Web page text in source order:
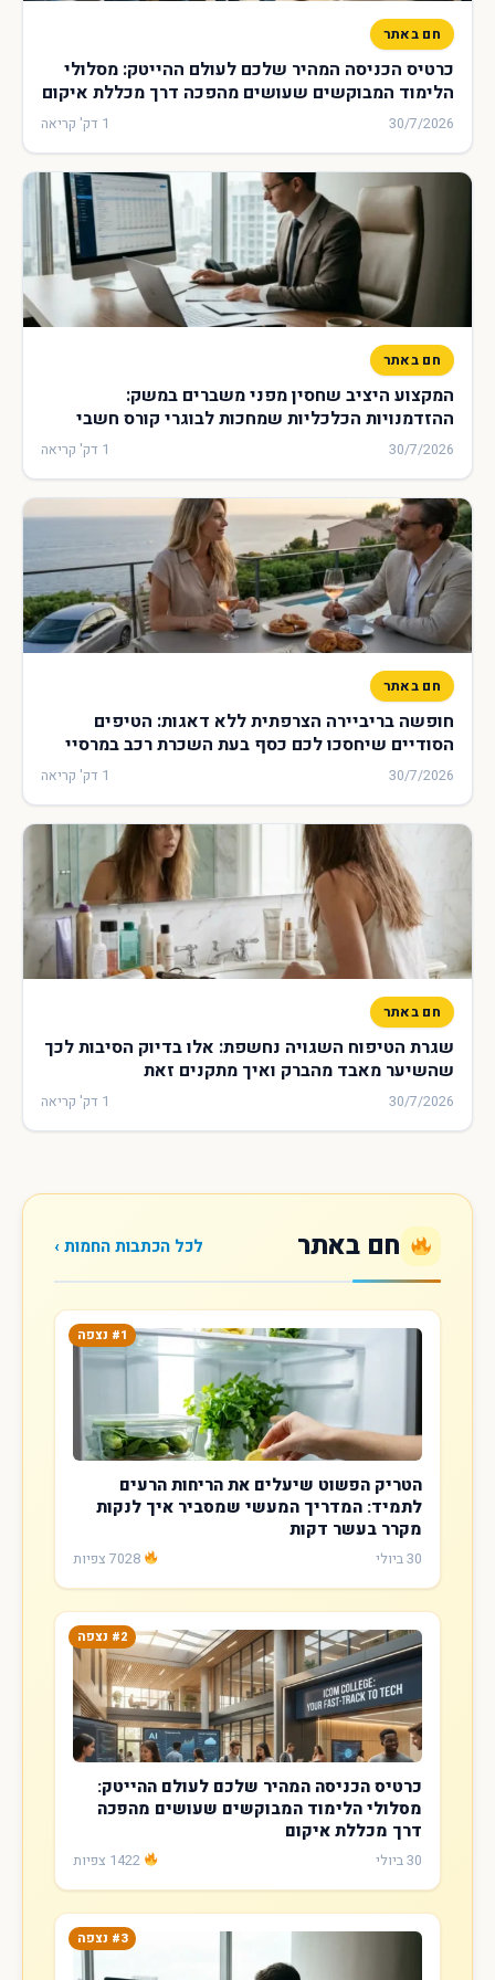
חם באתר
כרטיס הכניסה המהיר שלכם לעולם ההייטק: מסלולי
הלימוד המבוקשים שעושים מהפכה דרך מכללת איקום
30/7/2026 1 דק' קריאה
חם באתר
המקצוע היציב שחסין מפני משברים במשק:
ההזדמנויות הכלכליות שמחכות לבוגרי קורס חשבי
שכר בכירים
30/7/2026 1 דק' קריאה
חם באתר
חופשה בריביירה הצרפתית ללא דאגות: הטיפים
הסודיים שיחסכו לכם כסף בעת השכרת רכב במרסיי
30/7/2026 1 דק' קריאה
חם באתר
שגרת הטיפוח השגויה נחשפת: אלו בדיוק הסיבות לכך
שהשיער מאבד מהברק ואיך מתקנים זאת
30/7/2026 1 דק' קריאה
חם באתר לכל הכתבות החמות ›
#1 נצפה
הטריק הפשוט שיעלים את הריחות הרעים
לתמיד: המדריך המעשי שמסביר איך לנקות
מקרר בעשר דקות
30 ביולי
#2 נצפה
כרטיס הכניסה המהיר שלכם לעולם ההייטק:
מסלולי הלימוד המבוקשים שעושים מהפכה
דרך מכללת איקום
30 ביולי
#3 נצפה